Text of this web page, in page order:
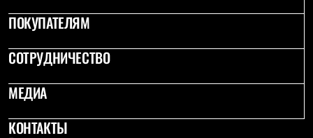
Чуни
Уход за обувью
Головные уборы
Шапки
Балаклавы и маски
Кепки и бейсболки
Шарфы
Панамы
ПОКУПАТЕЛЯМ
СОТРУДНИЧЕСТВО
МЕДИА
КОНТАКТЫ